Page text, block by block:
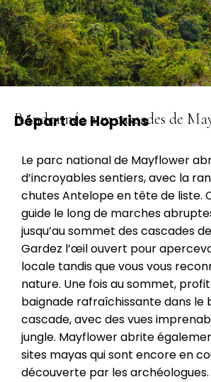
Randonnée aux cascades de
Départ de Hopkins
Le parc national de Mayflower
d’incroyables sentiers, avec la
chutes Antelope en tête de liste.
guide le long de marches
jusqu’au sommet des cascades
Gardez l’œil ouvert pour
locale tandis que vous vous
nature. Une fois au sommet,
baignade rafraîchissante dans le
cascade, avec des vues
jungle. Mayflower abrite
sites mayas qui sont encore en
découverte par les archéologues.